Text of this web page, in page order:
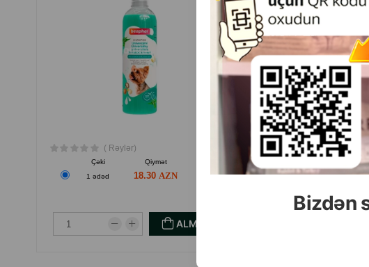
Bizdən
( Rəylər)
Çəki Qiymət
1 ədəd
18.30
ALMAQ
( Rəylər)
75ml